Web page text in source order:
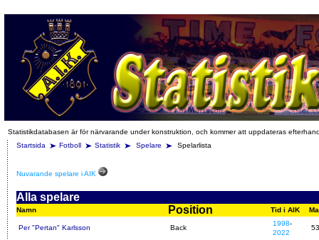
Statistikdatabasen är för närvarande under konstruktion, och kommer att uppdateras
Startsida
Fotboll Statistik Spelare Spelarlista
Nuvarande spelare i AIK
Alla spelare
Namn Position Tid i AIK
Per "Pertan" Karlsson Back
1998-
2022